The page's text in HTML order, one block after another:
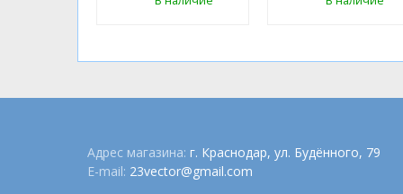
Адрес магазина: г. Краснодар, ул. Будённого, 79
E-mail: 23vector@gmail.com